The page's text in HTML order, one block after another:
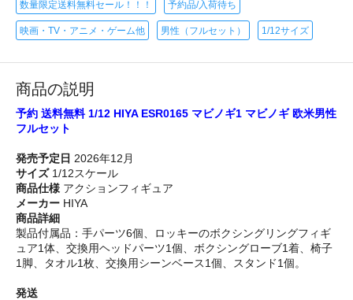
数量限定送料無料セール！！！ 予約品/入荷待ち
映画・TV・アニメ・ゲーム他 男性（フルセット） 1/12サイズ
商品の説明
予約 送料無料 1/12 HIYA ESR0165 マビノギ1 マビノギ 欧米男性
フルセット
発売予定日 2026年12月
サイズ1/12スケール
商品仕様 アクションフィギュア
メーカー HIYA
商品詳細
製品付属品：手パーツ6個、ロッキーのボクシングリングフィギ
ュア1体、交換用ヘッドパーツ1個、ボクシングローブ1着、椅子
1脚、タオル1枚、交換用シーンベース1個、スタンド1個。
発送